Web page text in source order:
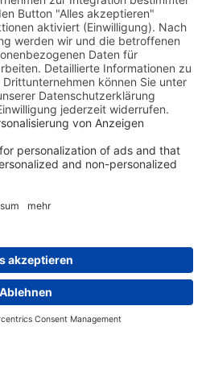
zum Hafen gebracht.
von Papeete mit der
Moorea.
der